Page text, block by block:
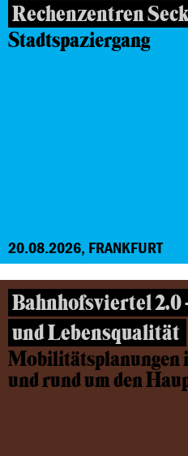
Rechenzentren
Stadtspaziergang
20.08.2026, FRANKFURT
Bahnhofsviertel
und Lebensqualität
Mobilitätsplanungen
und rund um den